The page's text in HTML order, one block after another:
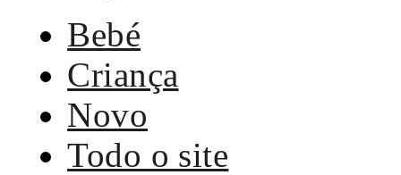
Bebé
Criança
Novo
Todo o site